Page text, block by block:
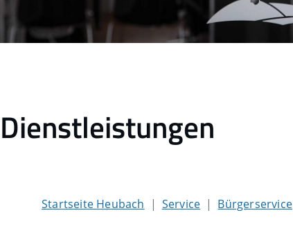
Dienstleistungen
Startseite Heubach Service Bürgerservice